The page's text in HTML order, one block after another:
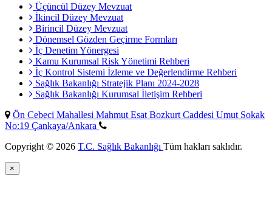
Üçüncül Düzey Mevzuat
İkincil Düzey Mevzuat
Birincil Düzey Mevzuat
Dönemsel Gözden Geçirme Formları
İç Denetim Yönergesi
Kamu Kurumsal Risk Yönetimi Rehberi
İç Kontrol Sistemi İzleme ve Değerlendirme Rehberi
Sağlık Bakanlığı Stratejik Planı 2024-2028
Sağlık Bakanlığı Kurumsal İletişim Rehberi
Ön Cebeci Mahallesi Mahmut Esat Bozkurt Caddesi Umut Sokak
No:19 Çankaya/Ankara
Copyright © 2026 T.C. Sağlık Bakanlığı Tüm hakları saklıdır.
×